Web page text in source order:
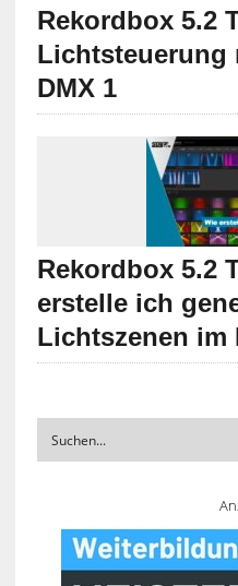
Rekordbox 5.2
Lichtsteuerung
DMX 1
Rekordbox 5.2
erstelle ich
Lichtszenen im